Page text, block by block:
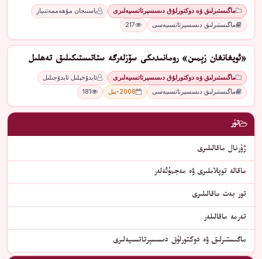
ماگىستىرلىق ۋە دوكتورلۇق دىسسېرتاتسىيەلىرى
ياسىنجان مۇھەممەتنىياز
ماگىستىرلىق دىسسېرتاتسىيەسى
217
«ئويغانغان زېمىن» رومانىدىكى سۆزلەرگە ستاتىستىكىلىق تەھلىل
ماگىستىرلىق ۋە دوكتورلۇق دىسسېرتاتسىيەلىرى
ئابدۇخېلىل ئابدۇجىلىل
ماگىستىرلىق دىسسېرتاتسىيەسى
2008-يىل 181
تۈر
ژۇرنال ماقالىلىرى
ماقالە توپلاملىرى ۋە مەجمۇئەلەر
تور بەت ماقالىلىرى
تەرمە ماقالىلەر
ماگىستىرلىق ۋە دوكتورلۇق دىسسېرتاتسىيەلىرى